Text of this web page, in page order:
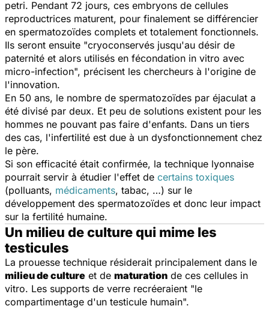
petri. Pendant 72 jours, ces embryons de cellules
reproductrices maturent, pour finalement se différencier
en spermatozoïdes complets et totalement fonctionnels.
Ils seront ensuite "cryoconservés jusqu'au désir de
paternité et alors utilisés en fécondation in vitro avec
micro-infection", précisent les chercheurs à l'origine de
l'innovation.
En 50 ans, le nombre de spermatozoïdes par éjaculat a
été divisé par deux. Et peu de solutions existent pour les
hommes ne pouvant pas faire d'enfants. Dans un tiers
des cas, l'infertilité est due à un dysfonctionnement chez
le père.
Si son efficacité était confirmée, la technique lyonnaise
pourrait servir à étudier l'effet de certains toxiques
(polluants, médicaments, tabac, …) sur le
développement des spermatozoïdes et donc leur impact
sur la fertilité humaine.
Un milieu de culture qui mime les
testicules
La prouesse technique résiderait principalement dans le
milieu de culture et de maturation de ces cellules in
vitro. Les supports de verre recréeraient "le
compartimentage d'un testicule humain".